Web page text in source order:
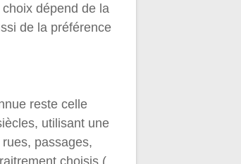
dépend de la
de la préférence
reste celle
utilisant une
passages,